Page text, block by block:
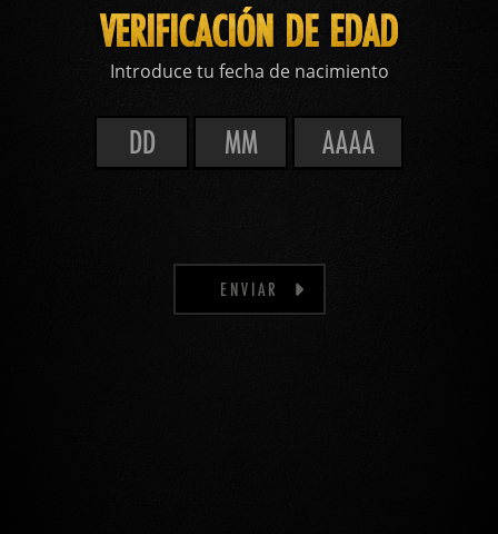
VERIFICACIÓN DE EDAD
Introduce tu fecha de nacimiento
ENVIAR